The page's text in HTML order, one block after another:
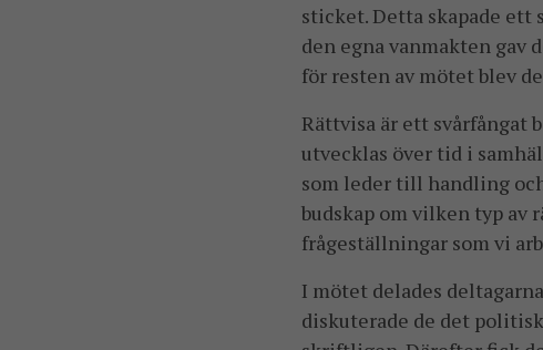
sticket. Detta skapade ett
den egna vanmakten
för resten av mötet blev
Rättvisa är ett svårfångat
utvecklas över tid i
som leder till handling
budskap om vilken typ av
frågeställningar som vi
I mötet delades
diskuterade de det